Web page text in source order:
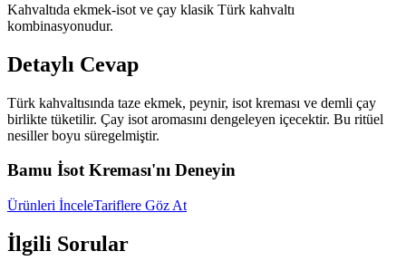
Kahvaltıda ekmek-isot ve çay klasik Türk kahvaltı
kombinasyonudur.
Detaylı Cevap
Türk kahvaltısında taze ekmek, peynir, isot kreması ve demli çay
birlikte tüketilir. Çay isot aromasını dengeleyen içecektir. Bu ritüel
nesiller boyu süregelmiştir.
Bamu İsot Kreması'nı Deneyin
Ürünleri İnceleTariflere Göz At
İlgili Sorular